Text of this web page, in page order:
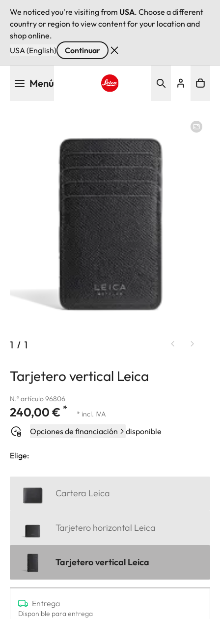
We noticed you're visiting from USA. Choose a different
country or region to view content for your location and
shop online.
USA (English)
Continuar
Menú
1 / 1
Tarjetero vertical Leica
N.º artículo 96806
240,00 € * * incl. IVA
Opciones de financiación disponible
Elige:
Cartera Leica
Tarjetero horizontal Leica
Tarjetero vertical Leica
Entrega
Disponible para entrega